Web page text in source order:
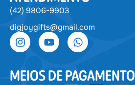
(42) 9806-9903
digjoygifts@gmail.com
MEIOS DE PAGAMENTO